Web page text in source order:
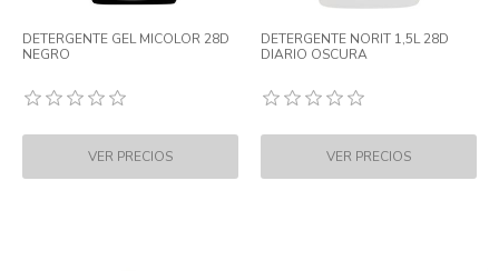
DETERGENTE GEL MICOLOR 28D
NEGRO
DETERGENTE NORIT 1,5L 28D
DIARIO OSCURA